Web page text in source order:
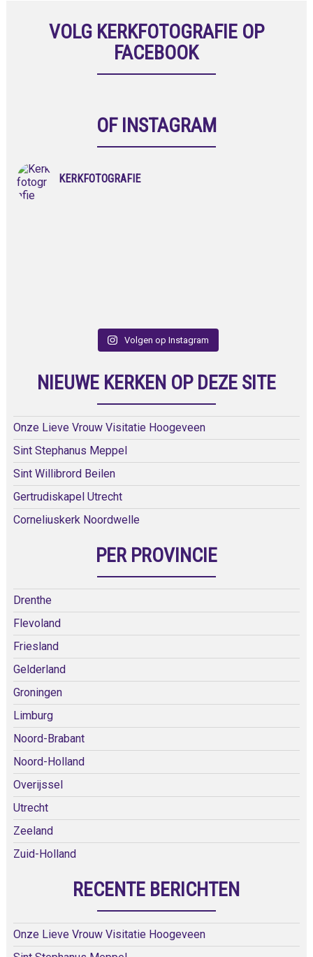
VOLG KERKFOTOGRAFIE OP
FACEBOOK
OF INSTAGRAM
KERKFOTOGRAFIE
Volgen op Instagram
NIEUWE KERKEN OP DEZE SITE
Onze Lieve Vrouw Visitatie Hoogeveen
Sint Stephanus Meppel
Sint Willibrord Beilen
Gertrudiskapel Utrecht
Corneliuskerk Noordwelle
PER PROVINCIE
Drenthe
Flevoland
Friesland
Gelderland
Groningen
Limburg
Noord-Brabant
Noord-Holland
Overijssel
Utrecht
Zeeland
Zuid-Holland
RECENTE BERICHTEN
Onze Lieve Vrouw Visitatie Hoogeveen